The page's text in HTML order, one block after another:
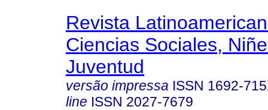
Revista
Ciencias Sociales,
Juventud
versão impressa ISSN 1692-
line ISSN 2027-7679